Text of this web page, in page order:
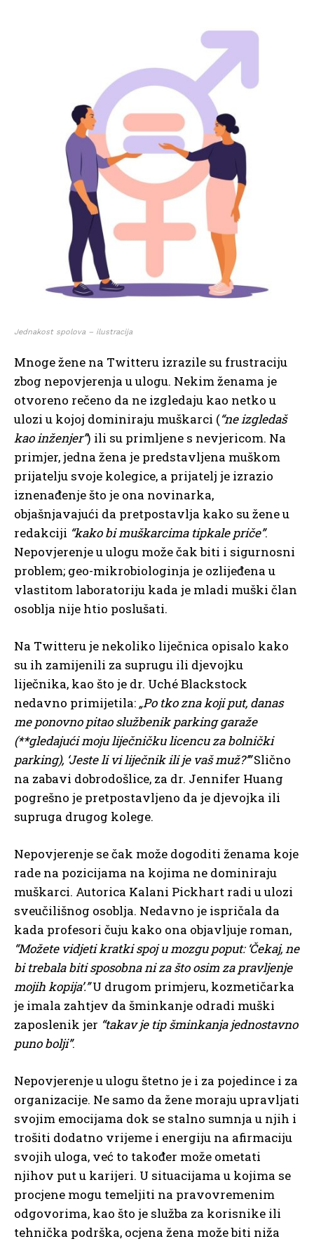
Jednakost spolova – ilustracija
Mnoge žene na Twitteru izrazile su frustraciju
zbog nepovjerenja u ulogu. Nekim ženama je
otvoreno rečeno da ne izgledaju kao netko u
ulozi u kojoj dominiraju muškarci (“ne izgledaš
kao inženjer”) ili su primljene s nevjericom. Na
primjer, jedna žena je predstavljena muškom
prijatelju svoje kolegice, a prijatelj je izrazio
iznenađenje što je ona novinarka,
objašnjavajući da pretpostavlja kako su žene u
redakciji “kako bi muškarcima tipkale priče”.
Nepovjerenje u ulogu može čak biti i sigurnosni
problem; geo-mikrobiologinja je ozlijeđena u
vlastitom laboratoriju kada je mladi muški član
osoblja nije htio poslušati.
Na Twitteru je nekoliko liječnica opisalo kako
su ih zamijenili za suprugu ili djevojku
liječnika, kao što je dr. Uché Blackstock
nedavno primijetila: „Po tko zna koji put, danas
me ponovno pitao službenik parking garaže
(**gledajući moju liječničku licencu za bolnički
parking), ‘Jeste li vi liječnik ili je vaš muž?’”Slično
na zabavi dobrodošlice, za dr. Jennifer Huang
pogrešno je pretpostavljeno da je djevojka ili
supruga drugog kolege.
Nepovjerenje se čak može dogoditi ženama koje
rade na pozicijama na kojima ne dominiraju
muškarci. Autorica Kalani Pickhart radi u ulozi
sveučilišnog osoblja. Nedavno je ispričala da
kada profesori čuju kako ona objavljuje roman,
“Možete vidjeti kratki spoj u mozgu poput: ‘Čekaj, ne
bi trebala biti sposobna ni za što osim za pravljenje
mojih kopija’.”U drugom primjeru, kozmetičarka
je imala zahtjev da šminkanje odradi muški
zaposlenik jer “takav je tip šminkanja jednostavno
puno bolji”.
Nepovjerenje u ulogu štetno je i za pojedince i za
organizacije. Ne samo da žene moraju upravljati
svojim emocijama dok se stalno sumnja u njih i
trošiti dodatno vrijeme i energiju na afirmaciju
svojih uloga, već to također može ometati
njihov put u karijeri. U situacijama u kojima se
procjene mogu temeljiti na pravovremenim
odgovorima, kao što je služba za korisnike ili
tehnička podrška, ocjena žena može biti niža